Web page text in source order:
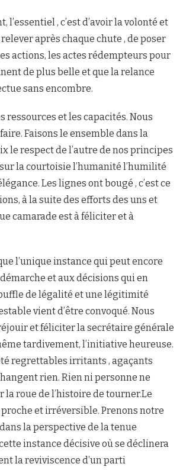
l’essentiel , c’est d’avoir la volonté et
après chaque chute , de poser
actions, les actes rédempteurs pour
de plus belle et que la relance
sans encombre.
ressources et les capacités. Nous
Faisons le ensemble dans la
le respect de l’autre de nos principes
la courtoisie l’humanité l’humilité
Les lignes ont bougé , c’est ce
à la suite des efforts des uns et
camarade est à féliciter et à
l’unique instance qui peut encore
et aux décisions qui en
de légalité et une légitimité
vient d’être convoqué. Nous
et féliciter la secrétaire générale
tardivement, l’initiative heureuse.
regrettables irritants , agaçants
rien. Rien ni personne ne
la roue de l’histoire de tourner.Le
et irréversible. Prenons notre
la perspective de la tenue
instance décisive où se déclinera
la reviviscence d’un parti